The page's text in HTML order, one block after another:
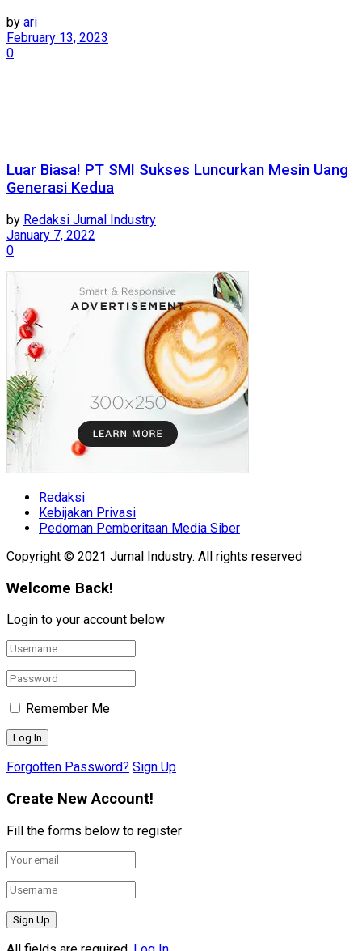
by ari
February 13, 2023
0
Luar Biasa! PT SMI Sukses Luncurkan Mesin Uang
Generasi Kedua
by Redaksi Jurnal Industry
January 7, 2022
0
Redaksi
Kebijakan Privasi
Pedoman Pemberitaan Media Siber
Copyright © 2021 Jurnal Industry. All rights reserved
Welcome Back!
Login to your account below
Remember Me
Forgotten Password? Sign Up
Create New Account!
Fill the forms below to register